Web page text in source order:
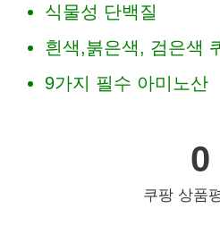
식물성 단백질
흰색,붉은색, 검은색
9가지 필수 아미노산
쿠팡 상품
0